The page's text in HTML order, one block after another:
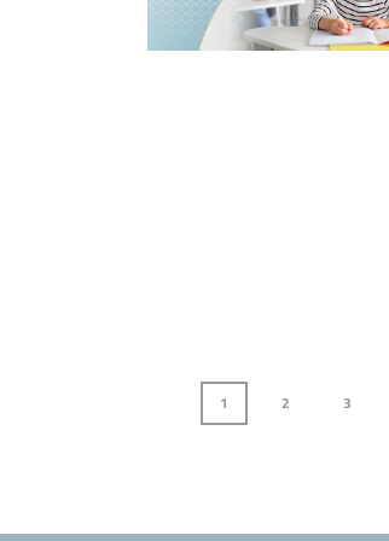
1 2 3